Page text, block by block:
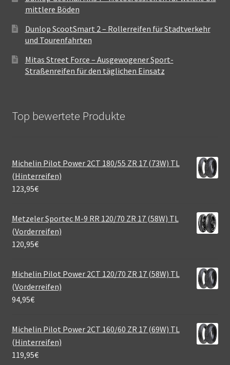
mittlere Böden
Dunlop ScootSmart 2 – Rollerreifen für Stadtverkehr
und Tourenfahrten
Mitas Street Force – Ausgewogener Sport-
Straßenreifen für den täglichen Einsatz
Top bewertete Produkte
Michelin Pilot Power 2CT 180/55 ZR 17 (73W) TL
(Hinterreifen)
123,95€
Metzeler Sportec M-9 RR 120/70 ZR 17 (58W) TL
(Vorderreifen)
120,95€
Michelin Pilot Power 2CT 120/70 ZR 17 (58W) TL
(Vorderreifen)
94,95€
Michelin Pilot Power 2CT 160/60 ZR 17 (69W) TL
(Hinterreifen)
119,95€